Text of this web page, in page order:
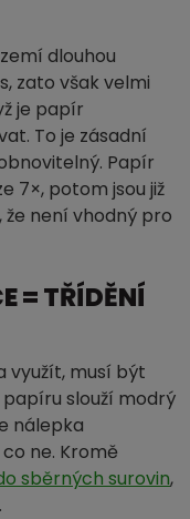
dlouhou
zato však velmi
je papír
To je zásadní
Papír
7×, potom jsou již
není vhodný pro
= TŘÍDĚNÍ
využít, musí být
slouží modrý
nálepka
ne. Kromě
sběrných surovin,